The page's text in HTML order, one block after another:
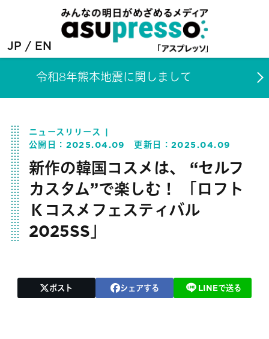
JP EN
令和8年熊本地震に関しまして
ニュースリリース
公開日： 2025.04.09 更新日：2025.04.09
新作の韓国コスメは、 “セルフ
カスタム”で楽しむ！ 「ロフト
Ｋコスメフェスティバル
2025SS」
ポスト シェアする LINEで送る